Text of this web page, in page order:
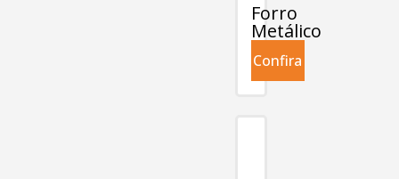
Forro
Metálico
Confira